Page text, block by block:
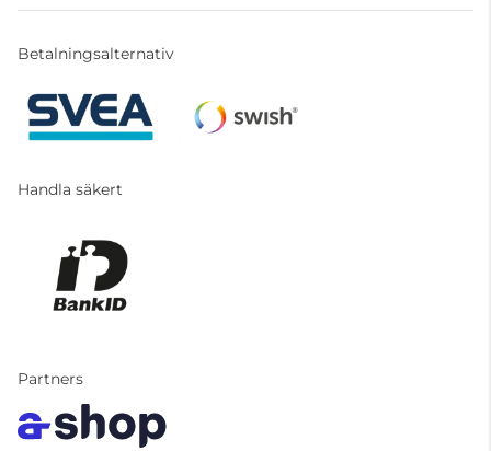
Betalningsalternativ
Handla säkert
Partners